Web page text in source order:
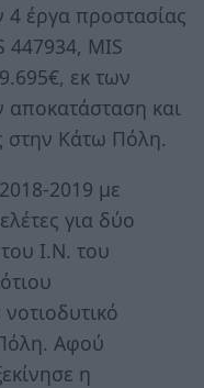
έργα προστασίας
447934, MIS
εκ των
και
στην Κάτω Πόλη.
2019 με
για δύο
Ι.Ν. του
Αφού
η